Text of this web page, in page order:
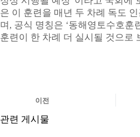
은 이 훈련을 매년 두 차례 독도
며, 공식 명칭은 ‘동해영토수호훈
훈련이 한 차례 더 실시될 것으로
이전
관련 게시물